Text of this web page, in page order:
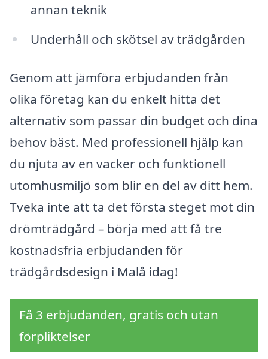
annan teknik
Underhåll och skötsel av trädgården
Genom att jämföra erbjudanden från
olika företag kan du enkelt hitta det
alternativ som passar din budget och dina
behov bäst. Med professionell hjälp kan
du njuta av en vacker och funktionell
utomhusmiljö som blir en del av ditt hem.
Tveka inte att ta det första steget mot din
drömträdgård – börja med att få tre
kostnadsfria erbjudanden för
trädgårdsdesign i Malå idag!
Få 3 erbjudanden, gratis och utan
förpliktelser